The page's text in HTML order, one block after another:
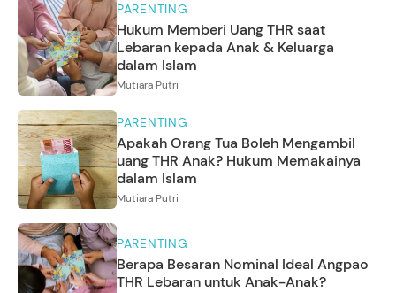
PARENTING
Hukum Memberi Uang THR saat
Lebaran kepada Anak & Keluarga
dalam Islam
Mutiara Putri
PARENTING
Apakah Orang Tua Boleh Mengambil
uang THR Anak? Hukum Memakainya
dalam Islam
Mutiara Putri
PARENTING
Berapa Besaran Nominal Ideal Angpao
THR Lebaran untuk Anak-Anak?